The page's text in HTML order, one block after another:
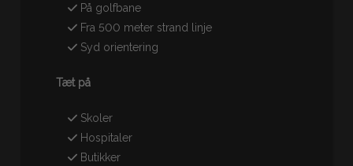
På golfbane
Fra 500 meter strand linje
Syd orientering
Tæt på
Skoler
Hospitaler
Butikker